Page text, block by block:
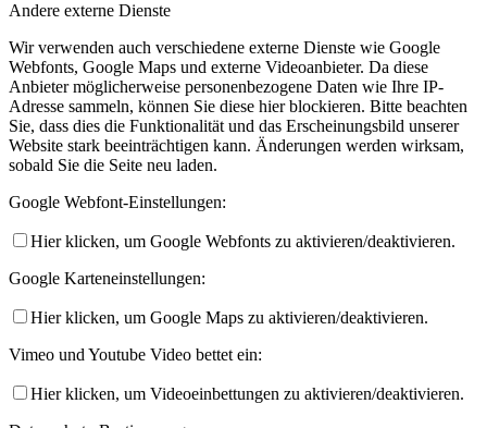
Andere externe Dienste
Wir verwenden auch verschiedene externe Dienste wie Google
Webfonts, Google Maps und externe Videoanbieter. Da diese
Anbieter möglicherweise personenbezogene Daten wie Ihre IP-
Adresse sammeln, können Sie diese hier blockieren. Bitte beachten
Sie, dass dies die Funktionalität und das Erscheinungsbild unserer
Website stark beeinträchtigen kann. Änderungen werden wirksam,
sobald Sie die Seite neu laden.
Google Webfont-Einstellungen:
Hier klicken, um Google Webfonts zu aktivieren/deaktivieren.
Google Karteneinstellungen:
Hier klicken, um Google Maps zu aktivieren/deaktivieren.
Vimeo und Youtube Video bettet ein:
Hier klicken, um Videoeinbettungen zu aktivieren/deaktivieren.